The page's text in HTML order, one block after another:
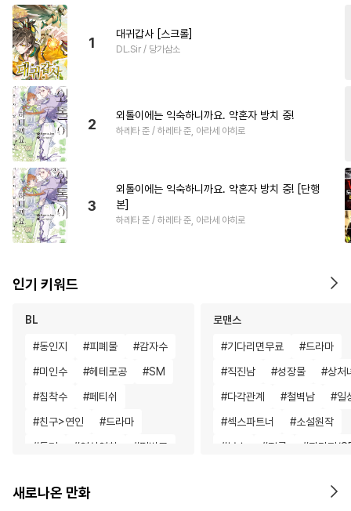
1
대귀갑사 [스크롤]
DL.Sir / 당가삼소
2
외톨이에는 익숙하니까요. 약혼자 방치 중!
하레타 준 / 하레타 준, 아라세 야히로
3
외톨이에는 익숙하니까요. 약혼자 방치 중! [단행
본]
하레타 준 / 하레타 준, 아라세 야히로
인기 키워드
BL
#동인지 #피폐물 #감자수
#미인수 #헤테로공 #SM
#침착수 #페티쉬
#친구>연인 #드라마
#동거 #연상연하 #평범공
#츤데레수
로맨스
#기다리면무료 #드라마
#직진남 #성장물 #상처
#다각관계 #철벽남 #일
#섹스파트너 #소설원작
#복수 #절륜 #판타지/
새로나온 만화